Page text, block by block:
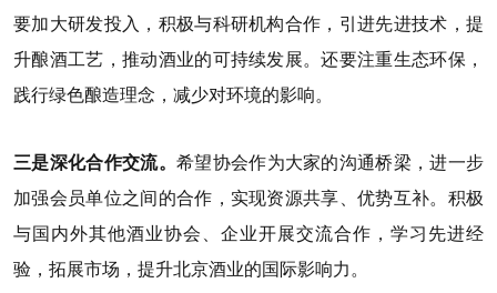
要加大研发投入，积极与科研机构合作，引进先进技术，提
升酿酒工艺，推动酒业的可持续发展。还要注重生态环保，
践行绿色酿造理念，减少对环境的影响。
三是深化合作交流。 希望协会作为大家的沟通桥梁，进一步
加强会员单位之间的合作，实现资源共享、优势互补。积极
与国内外其他酒业协会、企业开展交流合作，学习先进经
验，拓展市场，提升北京酒业的国际影响力。